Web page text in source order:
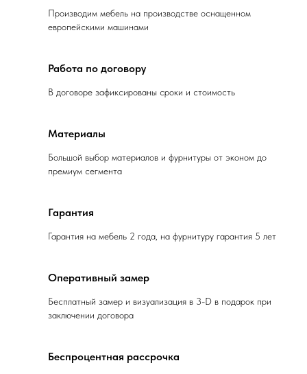
Производим мебель на производстве оснащенном
европейскими машинами
Работа по договору
В договоре зафиксированы сроки и стоимость
Материалы
Большой выбор материалов и фурнитуры от эконом до
премиум сегмента
Гарантия
Гарантия на мебель 2 года, на фурнитуру гарантия 5 лет
Оперативный замер
Бесплатный замер и визуализация в 3-D в подарок при
заключении договора
Беспроцентная рассрочка